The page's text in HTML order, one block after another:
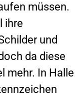
müssen.
ihre
und
da diese
mehr. In Halle